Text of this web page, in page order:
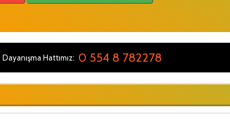
Hattımız: 0 554 8 782278